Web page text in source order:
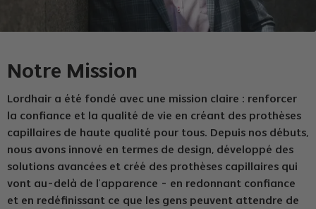
Notre Mission
Lordhair a été fondé avec une mission claire : renforcer
la confiance et la qualité de vie en créant des prothèses
capillaires de haute qualité pour tous. Depuis nos débuts,
nous avons innové en termes de design, développé des
solutions avancées et créé des prothèses capillaires qui
vont au-delà de l'apparence - en redonnant confiance
et en redéfinissant ce que les gens peuvent attendre de